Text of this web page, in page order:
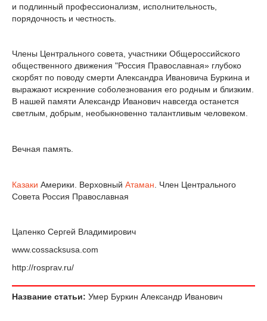
и подлинный профессионализм, исполнительность,
порядочность и честность.
Члены Центрального совета, участники Общероссийского
общественного движения "Россия Православная» глубоко
скорбят по поводу смерти Александра Ивановича Буркина и
выражают искренние соболезнования его родным и близким.
В нашей памяти Александр Иванович навсегда останется
светлым, добрым, необыкновенно талантливым человеком.
Вечная память.
Казаки Америки. Верховный Атаман . Член Центрального
Совета Россия Православная
Цапенко Сергей Владимирович
www.cossacksusa.com
http://rosprav.ru/
Название статьи: Умер Буркин Александр Иванович